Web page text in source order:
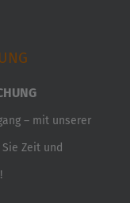
– mit unserer
Zeit und